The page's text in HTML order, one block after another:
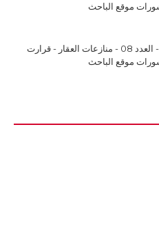
موقع الباحث
مجلة ملفات عقارية - العدد 08 - منازعات العقار - قرارت
موقع الباحث